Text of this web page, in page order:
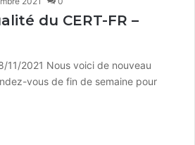
du CERT-FR –
11/2021 Nous voici de nouveau
vous de fin de semaine pour